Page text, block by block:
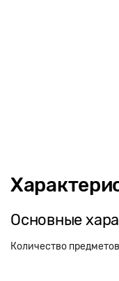
Основные
Количество